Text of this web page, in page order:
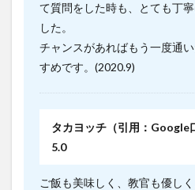
て質問をした時も、とても丁
した。
チャンスがあればもう一度通
すめです。(2020.9)
タカヨッチ（引用：Google
5.0
ご飯も美味しく、教官も優し